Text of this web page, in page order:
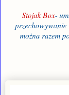
Stojak Box-
przechowywanie
można razem